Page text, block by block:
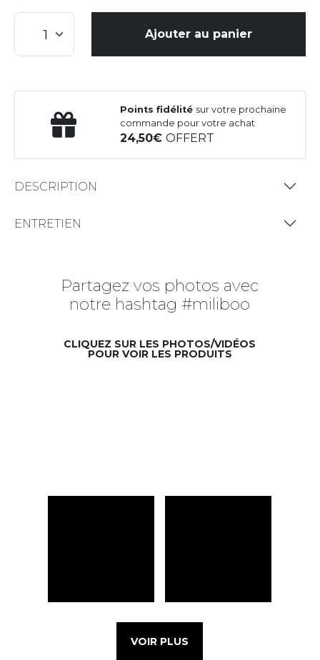
Ajouter au panier
Points fidélité sur votre prochaine
commande pour votre achat
24,50OFFERT
DESCRIPTION
ENTRETIEN
Partagez vos photos avec
notre hashtag #miliboo
CLIQUEZ SUR LES PHOTOS/VIDÉOS
POUR VOIR LES PRODUITS
VOIR PLUS